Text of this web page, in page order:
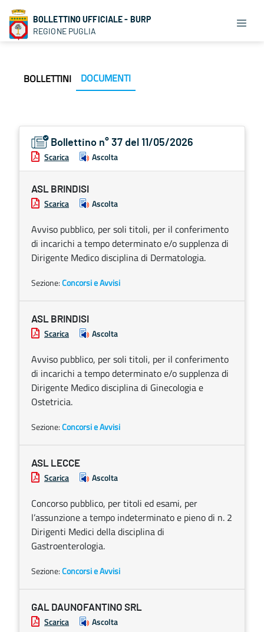
BOLLETTINO UFFICIALE - BURP
REGIONE PUGLIA
BOLLETTINI DOCUMENTI
Bollettino n° 37 del 11/05/2026
Scarica Ascolta
ASL BRINDISI
Scarica Ascolta
Avviso pubblico, per soli titoli, per il conferimento
di incarichi a tempo determinato e/o supplenza di
Dirigente Medico disciplina di Dermatologia.
Sezione:Concorsi e Avvisi
ASL BRINDISI
Scarica Ascolta
Avviso pubblico, per soli titoli, per il conferimento
di incarichi a tempo determinato e/o supplenza di
Dirigente Medico disciplina di Ginecologia e
Ostetricia.
Sezione:Concorsi e Avvisi
ASL LECCE
Scarica Ascolta
Concorso pubblico, per titoli ed esami, per
l’assunzione a tempo indeterminato e pieno di n. 2
Dirigenti Medici della disciplina di
Gastroenterologia.
Sezione:Concorsi e Avvisi
GAL DAUNOFANTINO SRL
Scarica Ascolta